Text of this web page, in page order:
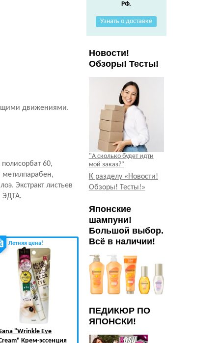
движениями.
60,
метилпарабен,
Экстракт листьев
ЭДТА.
Летняя цена!
"Wrinkle Eye
Крем-эссенция
Летняя цена!
Массажер для
РФ.
Узнать о доставке
Новости!
Обзоры! Тесты!
"А сколько будет идти
мой заказ?"
К разделу «Новости!
Обзоры! Тесты!»
Японские
шампуни!
Большой выбор.
Всё в наличии!
ПЕДИКЮР ПО
ЯПОНСКИ!